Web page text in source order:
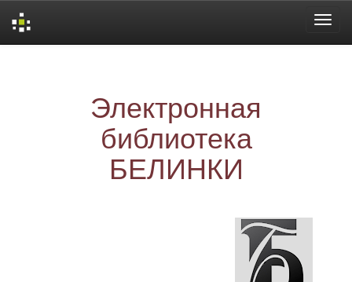
Электронная
библиотека
БЕЛИНКИ